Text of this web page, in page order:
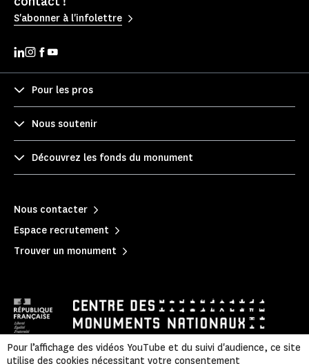
S'abonner à l'infolettre
Pour les pros
Nous soutenir
Découvrez les fonds du monument
Nous contacter
Espace recrutement
Trouver un monument
Pour l’affichage des vidéos YouTube et du suivi d'audience, ce site
utilise des cookies nécessitant votre consentement